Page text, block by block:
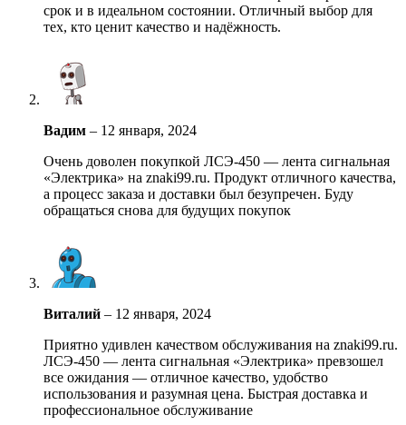
срок и в идеальном состоянии. Отличный выбор для
тех, кто ценит качество и надёжность.
Вадим – 12 января, 2024
Очень доволен покупкой ЛСЭ-450 — лента сигнальная
«Электрика» на znaki99.ru. Продукт отличного качества,
а процесс заказа и доставки был безупречен. Буду
обращаться снова для будущих покупок
Виталий – 12 января, 2024
Приятно удивлен качеством обслуживания на znaki99.ru.
ЛСЭ-450 — лента сигнальная «Электрика» превзошел
все ожидания — отличное качество, удобство
использования и разумная цена. Быстрая доставка и
профессиональное обслуживание